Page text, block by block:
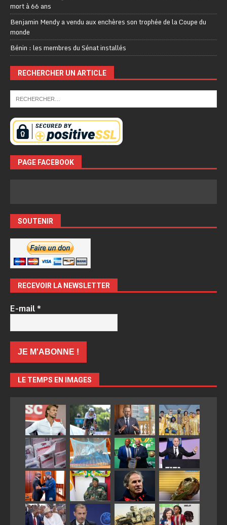
mort à 66 ans
Benjamin Mendy a vendu aux enchères son trophée de la Coupe du
monde
Bénin : les membres du Sénat installés
RECHERCHER UN ARTICLE
PAGE FACEBOOK
SOUTENIR
RECEVOIR LA NEWSLETTER
E-mail*
LE TEMPS EN IMAGES